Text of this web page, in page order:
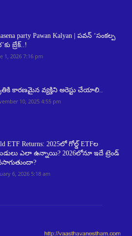
party Pawan Kalyan | పవన్ ‘సంకల్ప
బ్రేక్..!
1, 2026 7:16 pm
కారణమైన వ్యక్తిని అరెస్టు చేయాలి..
10, 2025 4:55 pm
ETF Returns: 2025లో గోల్డ్ ETFల
ఎలా ఉన్నాయి? 2026లోనూ ఇదే ట్రెండ్
6, 2026 5:18 am